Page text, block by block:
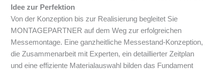
Idee zur Perfektion
Von der Konzeption bis zur Realisierung begleitet Sie
MONTAGEPARTNER auf dem Weg zur erfolgreichen
Messemontage. Eine ganzheitliche Messestand-Konzeption,
die Zusammenarbeit mit Experten, ein detaillierter Zeitplan
und eine effiziente Materialauswahl bilden das Fundament